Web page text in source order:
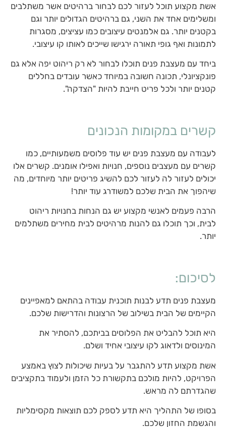
אשת מקצוע תוכל לעזור לכם לבחור ברהיטים אשר משתלבים
ומשלימים אחד את השני, גם ברהיטים הגדולים יותר וגם
בקטנים יותר. גם אלמנטים עיצובים כמו עציצים, מסגרות
לתמונות ואף גופי תאורה ירגישו שייכים לאותו קו עיצובי.
ביחד עם מעצבת פנים תוכלו לבחור לא רק ריהוט יפה אלא גם
פונקציונלי, תכונה חשובה במיוחד כאשר עובדים בחללים
קטנים יותר ולכל פריט חייבת להיות "הצדקה".
קשרים במקומות הנכונים
לעבודה עם מעצבת פנים יש עוד פלוסים משמעותיים, כמו
קשרים עם מעצבים נוספים, חנויות ואפילו אומנים. קשרים אלו
יכולים לעזור לה לעזור לכם להשיג פריטים יותר מיוחדים, מה
שיהפוך את הבית שלכם למשודרג עוד יותר!
הרבה פעמים לאנשי מקצוע יש גם הנחות בחנויות ריהוט
לבית, וכך תוכלו גם להנות מרהיטים לבית מחירים משתלמים
יותר.
לסיכום:
מעצבת פנים תדע לבנות תוכנית עבודה בהתאם למאפיינים
הקיימים של הבית בשילוב של הרצונות והדרישות שלכם.
היא תוכל להבליט את הפלוסים בביתכם, להסתיר את
המינוסים ולדאוג לקו עיצובי אחיד ושלם.
אשת מקצוע תדע להתגבר על בעיות שיכולות לצוץ באמצע
הפרויקט, להיות מולכם בתקשורת כל הזמן ולעמוד בתקציבים
שהגדרתם לה מראש.
בסופו של התהליך היא תדע לספק לכם תוצאות מקסימליות
והגשמת החזון שלכם.